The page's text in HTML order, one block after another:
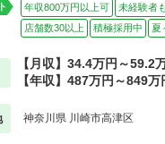
年収800万円以上可 未経験者
店舗数30以上
積極採用中 夏
【月収】34.4万円～59.2
【年収】487万円～849万
神奈川県 川崎市高津区